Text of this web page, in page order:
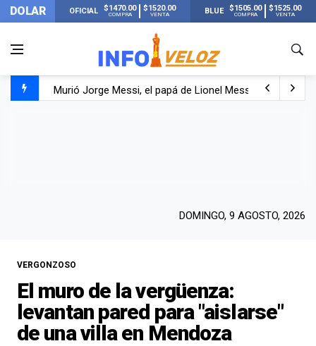
DOLAR OFICIAL $1470.00
COMPRA
$1520.00
VENTA BLUE $1505.00
COMPRA
$1525.00
VENTA
Murió Jorge Messi, el papá de Lionel Messi
DOMINGO, 9 AGOSTO, 2026
VERGONZOSO
El muro de la vergüenza:
levantan pared para "aislarse"
de una villa en Mendoza